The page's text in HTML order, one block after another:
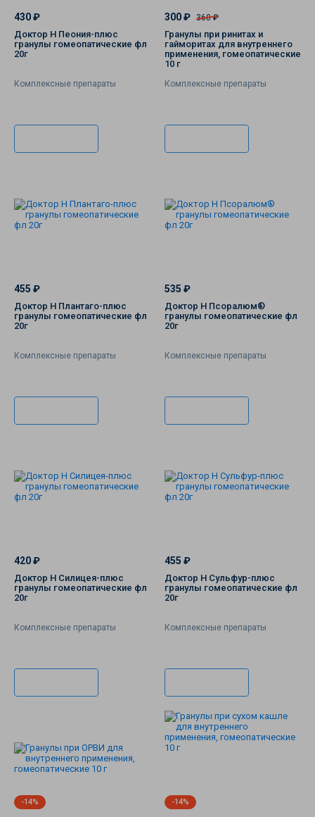
430 ₽
Доктор Н Пеония-плюс
гранулы гомеопатические фл
20г
Комплексные препараты
300 ₽ 360 ₽
Гранулы при ринитах и
гайморитах для внутреннего
применения, гомеопатические
10 г
Комплексные препараты
455 ₽
Доктор Н Плантаго-плюс
гранулы гомеопатические фл
20г
Комплексные препараты
535 ₽
Доктор Н Псоралюм®
гранулы гомеопатические фл
20г
Комплексные препараты
420 ₽
Доктор Н Силицея-плюс
гранулы гомеопатические фл
20г
Комплексные препараты
455 ₽
Доктор Н Сульфур-плюс
гранулы гомеопатические фл
20г
Комплексные препараты
-14% -14%